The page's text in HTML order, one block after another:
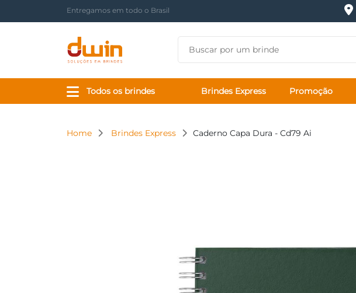
Há mais de 17 anos tornando sua marca presente
Todos os brindes Brindes Express Promoção
Home Brindes Express Caderno Capa Dura - Cd79 Ai